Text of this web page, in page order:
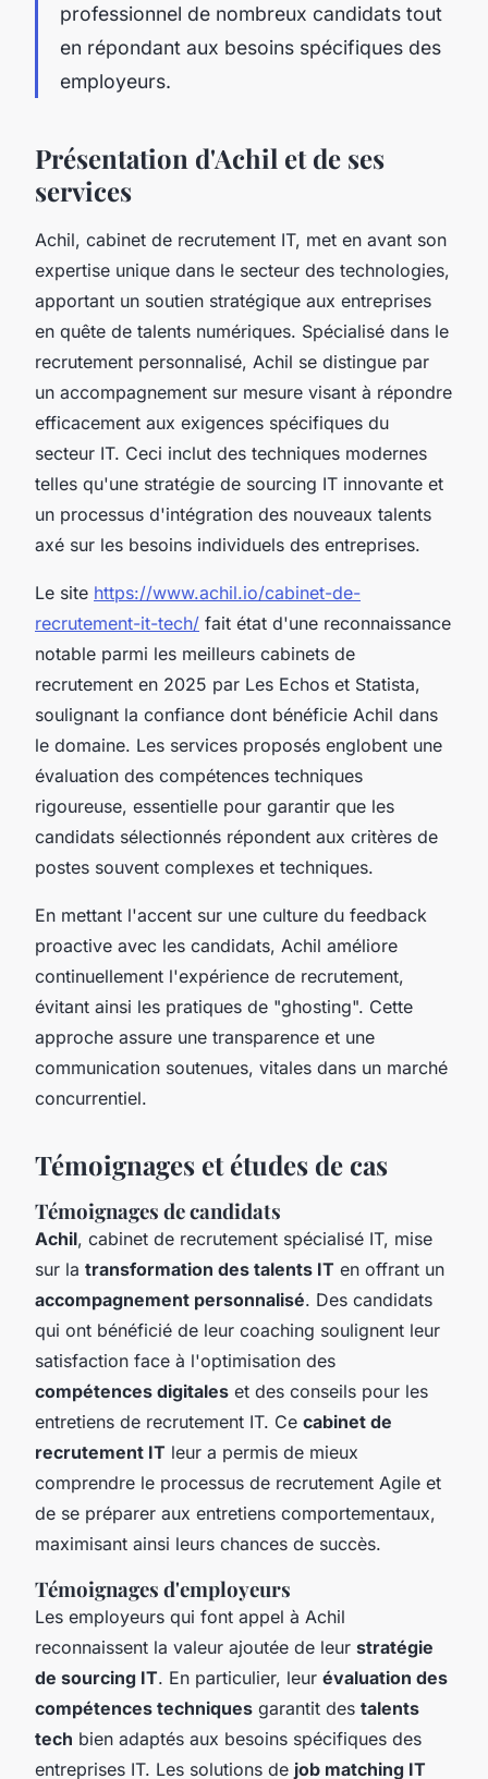
professionnel de nombreux candidats tout
en répondant aux besoins spécifiques des
employeurs.
Présentation d'Achil et de ses
services
Achil, cabinet de recrutement IT, met en avant son
expertise unique dans le secteur des technologies,
apportant un soutien stratégique aux entreprises
en quête de talents numériques. Spécialisé dans le
recrutement personnalisé, Achil se distingue par
un accompagnement sur mesure visant à répondre
efficacement aux exigences spécifiques du
secteur IT. Ceci inclut des techniques modernes
telles qu'une stratégie de sourcing IT innovante et
un processus d'intégration des nouveaux talents
axé sur les besoins individuels des entreprises.
Le site https://www.achil.io/cabinet-de-
recrutement-it-tech/ fait état d'une reconnaissance
notable parmi les meilleurs cabinets de
recrutement en 2025 par Les Echos et Statista,
soulignant la confiance dont bénéficie Achil dans
le domaine. Les services proposés englobent une
évaluation des compétences techniques
rigoureuse, essentielle pour garantir que les
candidats sélectionnés répondent aux critères de
postes souvent complexes et techniques.
En mettant l'accent sur une culture du feedback
proactive avec les candidats, Achil améliore
continuellement l'expérience de recrutement,
évitant ainsi les pratiques de "ghosting". Cette
approche assure une transparence et une
communication soutenues, vitales dans un marché
concurrentiel.
Témoignages et études de cas
Témoignages de candidats
Achil, cabinet de recrutement spécialisé IT, mise
sur la transformation des talents IT en offrant un
accompagnement personnalisé. Des candidats
qui ont bénéficié de leur coaching soulignent leur
satisfaction face à l'optimisation des
compétences digitales et des conseils pour les
entretiens de recrutement IT. Ce cabinet de
recrutement IT leur a permis de mieux
comprendre le processus de recrutement Agile et
de se préparer aux entretiens comportementaux,
maximisant ainsi leurs chances de succès.
Témoignages d'employeurs
Les employeurs qui font appel à Achil
reconnaissent la valeur ajoutée de leur stratégie
de sourcing IT. En particulier, leur évaluation des
compétences techniques garantit des talents
tech bien adaptés aux besoins spécifiques des
entreprises IT. Les solutions de job matching IT